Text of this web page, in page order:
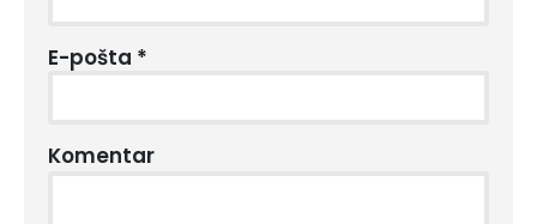
E-pošta *
Komentar